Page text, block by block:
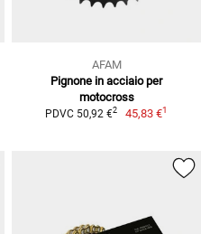
AFAM
Pignone in acciaio per
motocross
PDVC 50,92 €2 45,83 €1